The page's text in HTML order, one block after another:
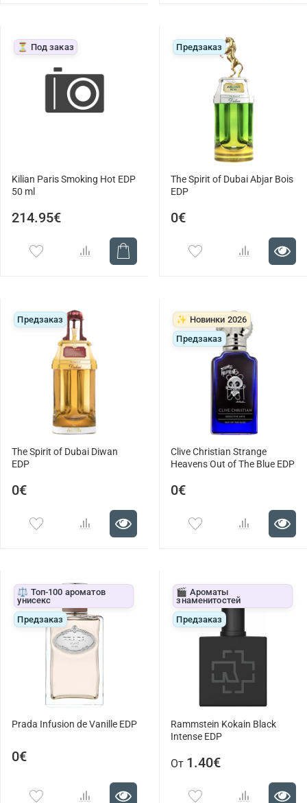
⏳ Под заказ
Kilian Paris Smoking Hot EDP
50 ml
214.95€
Предзаказ
The Spirit of Dubai Abjar Bois
EDP
0€
Предзаказ
The Spirit of Dubai Diwan
EDP
0€
✨ Новинки 2026
Предзаказ
Clive Christian Strange
Heavens Out of The Blue EDP
0€
⚖️ Топ-100 ароматов
унисекс
Предзаказ
Prada Infusion de Vanille EDP
0€
🎬 Ароматы
знаменитостей
Предзаказ
Rammstein Kokain Black
Intense EDP
От 1.40€